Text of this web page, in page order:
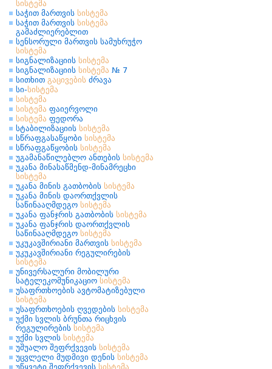
სისტემა
საჭით მართვის სისტემა
საჭით მართვის სისტემა
გამაძლიერებლით
სენსორული მართვის სამუხრუჭო
სისტემა
სიგნალიზაციის სისტემა
სიგნალიზაციის სისტემა № 7
სითხით გაცივების ძრავა
სი-სისტემა
სისტემა
სისტემა ფაიერვოლი
სისტემა ფედორა
სტაბილიზაციის სისტემა
სწრაფგასაწყობი სისტემა
სწრაფგაწყობის სისტემა
უგამანაწილებლო ანთების სისტემა
უკანა მინასაწმენდ-მინამრეცხი
სისტემა
უკანა მინის გათბობის სისტემა
უკანა მინის დაორთქვლის
საწინააღმდეგო სისტემა
უკანა ფანჯრის გათბობის სისტემა
უკანა ფანჯრის დაორთქვლის
საწინააღმდეგო სისტემა
უკუკავშირიანი მართვის სისტემა
უკუკავშირიანი რეგულირების
სისტემა
უნივერსალური მობილური
სატელეკომუნიკაციო სისტემა
უსაფრთხოების ავტომატიზებული
სისტემა
უსაფრთხოების ღვედების სისტემა
უქმი სვლის ბრუნთა რიცხვის
რეგულირების სისტემა
უქმი სვლის სისტემა
უშუალო შეფრქვევის სისტემა
უცვლელი მუდმივი დენის სისტემა
უწყვეტი შეფრქვევის სისტემა